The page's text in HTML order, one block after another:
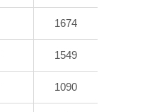
1674
1549
1090